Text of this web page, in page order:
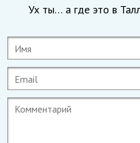
Ух ты… а где это в